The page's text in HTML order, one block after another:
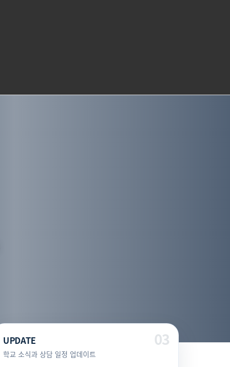
UPDATE
학교 소식과 상담 일정 업데이트